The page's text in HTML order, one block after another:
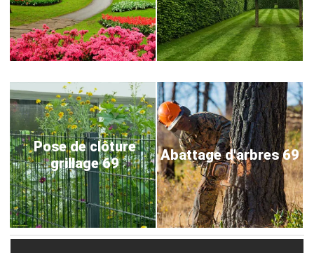
Pose de clôture
grillage 69
Abattage d'arbres 69